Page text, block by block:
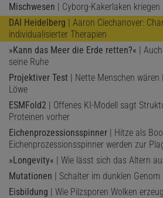
Mischwesen | Cyborg-Kakerlaken
DAI Heidelberg | Aaron Ciechanover:
individualisierter Therapien
»Kann das Meer die Erde retten?« |
seine Ruhe
Projektiver Test | Nette Menschen wären
Löwe
ESMFold2 | Offenes KI-Modell sagt
Proteinen vorher
Eichenprozessionsspinner | Hitze als
Eichenprozessionsspinner werden zur
»Longevity« | Wie lässt sich das Altern
Mutationen | Schalter im dunklen Genom
Eisbildung | Wie Pilzsporen Wolken